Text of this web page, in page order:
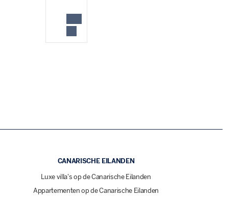
CANARISCHE EILANDEN
Luxe villa's op de Canarische Eilanden
Appartementen op de Canarische Eilanden